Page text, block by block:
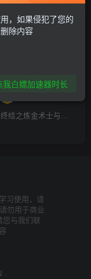
）v1.6.0.0 官方简体中文 附多项修改器+yuzu模拟器 游戏本体+1.6.0升补+17DLC
习使用，请
勿用于商业
您与我们联
·
，如果侵犯了您的
除内容
我白嫖加速器时长